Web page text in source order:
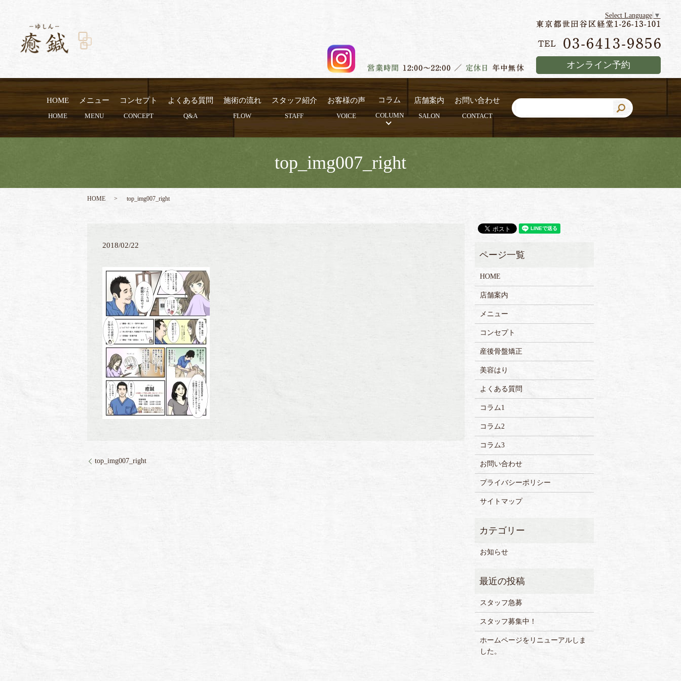
オンライン予約
Select Language ▼
HOME
HOME
メニュー
MENU
コンセプト
CONCEPT
よくある質問
Q&A
施術の流れ
FLOW
スタッフ紹介
STAFF
お客様の声
VOICE
コラム
COLUMN
店舗案内
SALON
お問い合わせ
CONTACT
top_img007_right
HOME top_img007_right
2018/02/22
top_img007_right
HOME
店舗案内
メニュー
コンセプト
産後骨盤矯正
美容はり
よくある質問
コラム1
コラム2
コラム3
お問い合わせ
プライバシーポリシー
サイトマップ
お知らせ
スタッフ急募
スタッフ募集中！
ホームページをリニューアルしま
した。